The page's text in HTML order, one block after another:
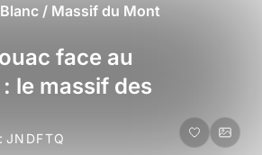
/ Massif du Mont
face au
le massif des
JNDFTQ